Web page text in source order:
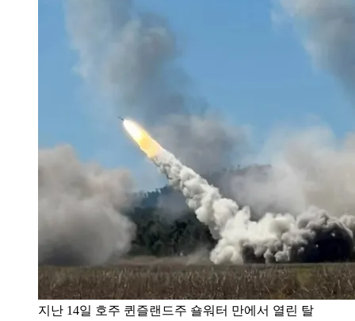
지난 14일 호주 퀸즐랜드주 숄워터 만에서 열린 탈